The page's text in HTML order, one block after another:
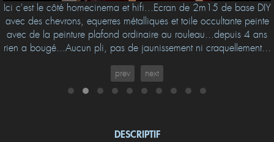
Ici c'est le côté homecinema et hifi...Ecran de 2m15 de base DIY
avec des chevrons, equerres métalliques et toile occultante peinte
avec de la peinture plafond ordinaire au rouleau...depuis 4 ans
rien a bougé...Aucun pli, pas de jaunissement ni craquellement...
prev next
DESCRIPTIF